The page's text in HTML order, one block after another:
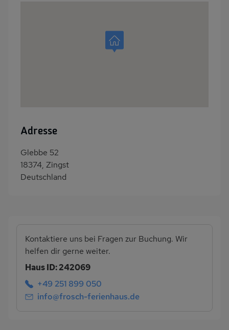
Adresse
Glebbe 52
18374, Zingst
Deutschland
Kontaktiere uns bei Fragen zur Buchung. Wir
helfen dir gerne weiter.
Haus ID: 242069
+49 251 899 050
info@frosch-ferienhaus.de